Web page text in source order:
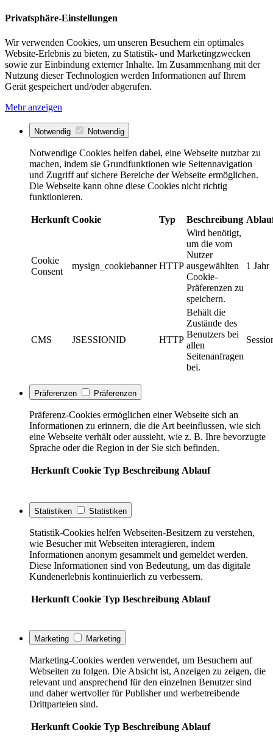
Privatsphäre-Einstellungen
Wir verwenden Cookies, um unseren Besuchern ein optimales
Website-Erlebnis zu bieten, zu Statistik- und Marketingzwecken
sowie zur Einbindung externer Inhalte. Im Zusammenhang mit der
Nutzung dieser Technologien werden Informationen auf Ihrem
Gerät gespeichert und/oder abgerufen.
Mehr anzeigen
Notwendig Notwendig
Notwendige Cookies helfen dabei, eine Webseite nutzbar zu
machen, indem sie Grundfunktionen wie Seitennavigation
und Zugriff auf sichere Bereiche der Webseite ermöglichen.
Die Webseite kann ohne diese Cookies nicht richtig
funktionieren.
Herkunft Cookie Typ Beschreibung
Cookie
Consent
mysign_cookiebanner HTTP
Wird benötigt,
um die vom
Nutzer
ausgewählten
Cookie-
Präferenzen zu
speichern.
1 Jahr
CMS JSESSIONID HTTP
Behält die
Zustände des
Benutzers bei
allen
Seitenanfragen
bei.
Präferenzen Präferenzen
Präferenz-Cookies ermöglichen einer Webseite sich an
Informationen zu erinnern, die die Art beeinflussen, wie sich
eine Webseite verhält oder aussieht, wie z. B. Ihre bevorzugte
Sprache oder die Region in der Sie sich befinden.
Herkunft Cookie Typ Beschreibung Ablauf
Statistiken Statistiken
Statistik-Cookies helfen Webseiten-Besitzern zu verstehen,
wie Besucher mit Webseiten interagieren, indem
Informationen anonym gesammelt und gemeldet werden.
Diese Informationen sind von Bedeutung, um das digitale
Kundenerlebnis kontinuierlich zu verbessern.
Herkunft Cookie Typ Beschreibung Ablauf
Marketing Marketing
Marketing-Cookies werden verwendet, um Besuchern auf
Webseiten zu folgen. Die Absicht ist, Anzeigen zu zeigen, die
relevant und ansprechend für den einzelnen Benutzer sind
und daher wertvoller für Publisher und werbetreibende
Drittparteien sind.
Herkunft Cookie Typ Beschreibung Ablauf